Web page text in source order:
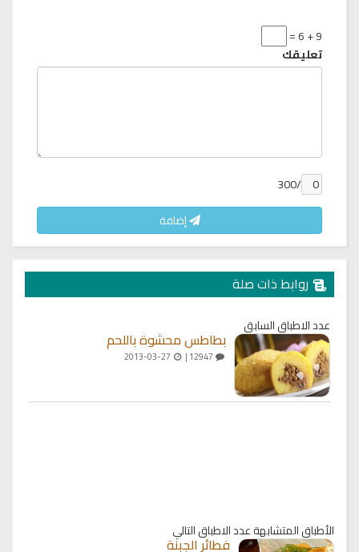
9 + 6 =
تعليقك
/300
إضافة
روابط ذات صلة
عدد الاطباق السابق
بطاطس محشوة باللحم
الأطباق المتشابهةعدد الاطباق التالي
فطائر الجبنة